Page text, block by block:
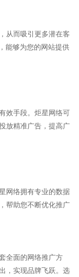
从而吸引更多潜在客
能够为您的网站提供
效手段。炬星网络可
放精准广告，提高广
网络拥有专业的数据
帮助您不断优化推广
全面的网络推广方
，实现品牌飞跃。选